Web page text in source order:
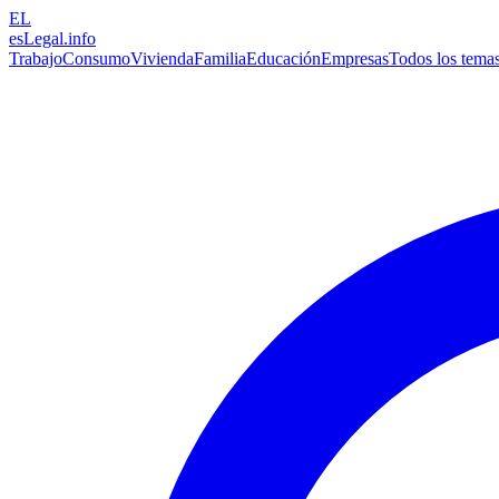
EL
esLegal.info
TrabajoConsumoViviendaFamiliaEducaciónEmpresasTodos los